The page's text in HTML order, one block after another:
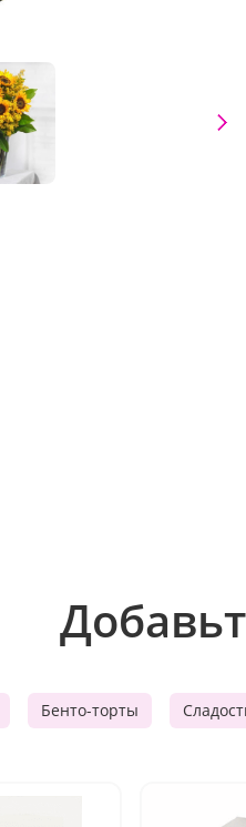
Бенто-торты